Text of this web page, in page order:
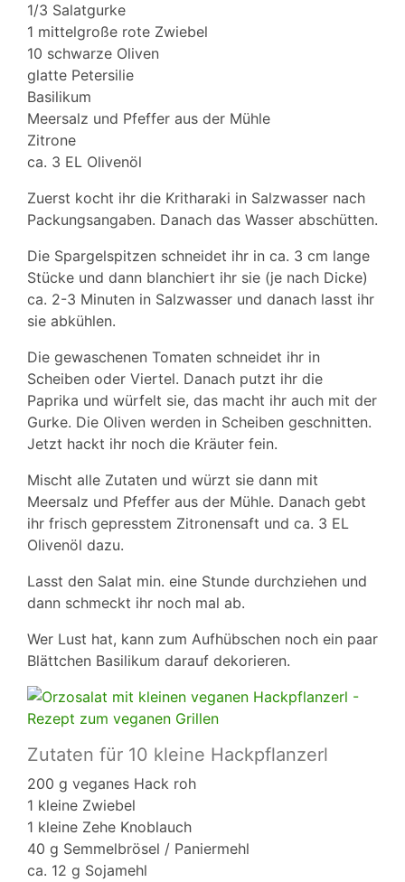
1/3 Salatgurke
1 mittelgroße rote Zwiebel
10 schwarze Oliven
glatte Petersilie
Basilikum
Meersalz und Pfeffer aus der Mühle
Zitrone
ca. 3 EL Olivenöl
Zuerst kocht ihr die Kritharaki in Salzwasser nach
Packungsangaben. Danach das Wasser abschütten.
Die Spargelspitzen schneidet ihr in ca. 3 cm lange
Stücke und dann blanchiert ihr sie (je nach Dicke)
ca. 2-3 Minuten in Salzwasser und danach lasst ihr
sie abkühlen.
Die gewaschenen Tomaten schneidet ihr in
Scheiben oder Viertel. Danach putzt ihr die
Paprika und würfelt sie, das macht ihr auch mit der
Gurke. Die Oliven werden in Scheiben geschnitten.
Jetzt hackt ihr noch die Kräuter fein.
Mischt alle Zutaten und würzt sie dann mit
Meersalz und Pfeffer aus der Mühle. Danach gebt
ihr frisch gepresstem Zitronensaft und ca. 3 EL
Olivenöl dazu.
Lasst den Salat min. eine Stunde durchziehen und
dann schmeckt ihr noch mal ab.
Wer Lust hat, kann zum Aufhübschen noch ein paar
Blättchen Basilikum darauf dekorieren.
Zutaten für 10 kleine Hackpflanzerl
200 g veganes Hack roh
1 kleine Zwiebel
1 kleine Zehe Knoblauch
40 g Semmelbrösel / Paniermehl
ca. 12 g Sojamehl